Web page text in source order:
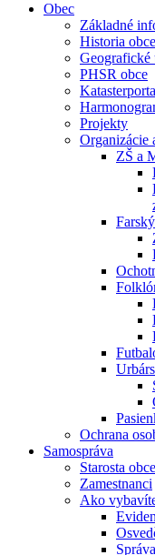
Obec
Základné
Historia obce
Geografické
PHSR obce
Projekty
Organizácie
ZŠ a
Ochrana
Samospráva
Starosta obce
Zamestnanci
Ako